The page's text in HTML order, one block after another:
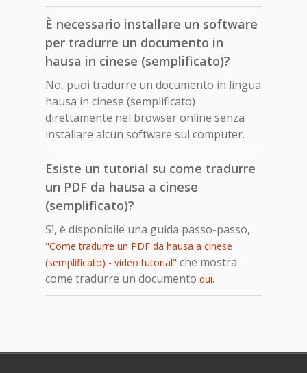
È necessario installare un software
per tradurre un documento in
hausa in cinese (semplificato)?
No, puoi tradurre un documento in lingua
hausa in cinese (semplificato)
direttamente nel browser online senza
installare alcun software sul computer.
Esiste un tutorial su come tradurre
un PDF da hausa a cinese
(semplificato)?
Sì, è disponibile una guida passo-passo,
"Come tradurre un PDF da hausa a cinese
(semplificato) - video tutorial" che mostra
come tradurre un documento qui.